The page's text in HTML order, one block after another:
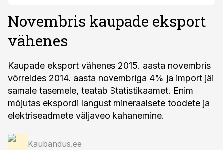
Novembris kaupade eksport
vähenes
Kaupade eksport vähenes 2015. aasta novembris
võrreldes 2014. aasta novembriga 4% ja import jäi
samale tasemele, teatab Statistikaamet. Enim
mõjutas ekspordi langust mineraalsete toodete ja
elektriseadmete väljaveo kahanemine.
Kaubandus.ee